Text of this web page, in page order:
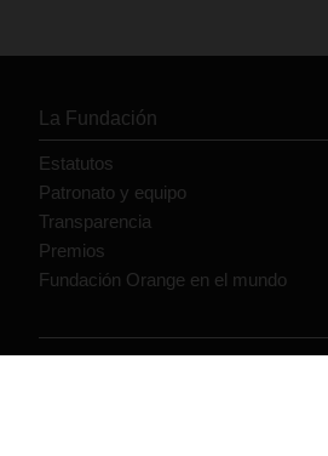
La Fundación
Estatutos
Patronato y equipo
Transparencia
Premios
Fundación Orange en el mundo